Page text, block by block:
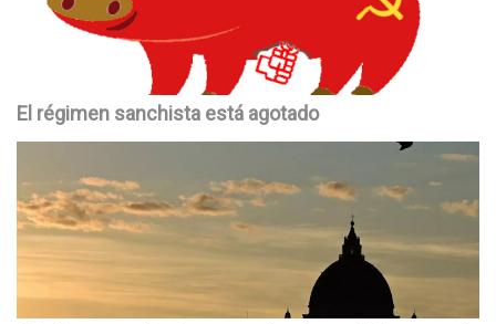
El régimen sanchista está agotado